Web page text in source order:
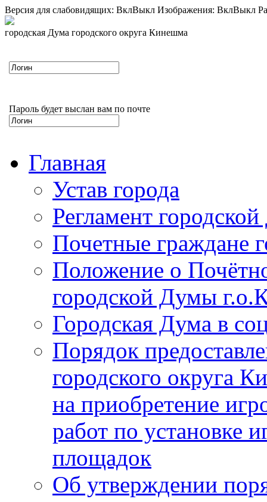
Версия для слабовидящих: ВклВыкл Изображения: ВклВыкл
городская Дума городского округа Кинешма
Пароль будет выслан вам по почте
Главная
Устав города
Регламент
Почетные граждане
Положение о
городской Думы
Городская Дума в
Порядок
городского округа
на приобретение
работ по установке
площадок
Об утверждении